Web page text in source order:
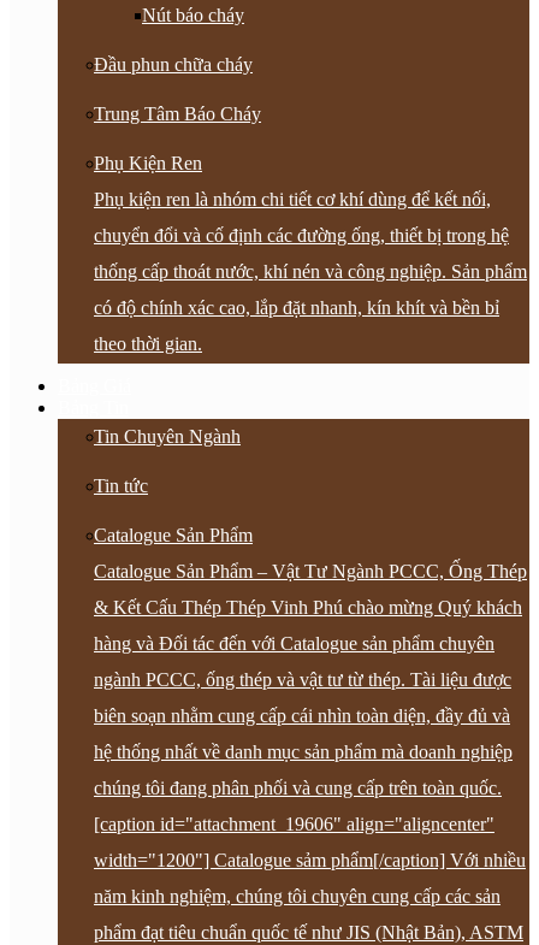
Nút báo cháy
Đầu phun chữa cháy
Trung Tâm Báo Cháy
Phụ Kiện Ren
Phụ kiện ren là nhóm chi tiết cơ khí dùng để kết nối,
chuyển đổi và cố định các đường ống, thiết bị trong hệ
thống cấp thoát nước, khí nén và công nghiệp. Sản phẩm
có độ chính xác cao, lắp đặt nhanh, kín khít và bền bỉ
theo thời gian.
Tin Chuyên Ngành
Tin tức
Catalogue Sản Phẩm
Catalogue Sản Phẩm – Vật Tư Ngành PCCC, Ống Thép
& Kết Cấu Thép Thép Vinh Phú chào mừng Quý khách
hàng và Đối tác đến với Catalogue sản phẩm chuyên
ngành PCCC, ống thép và vật tư từ thép. Tài liệu được
biên soạn nhằm cung cấp cái nhìn toàn diện, đầy đủ và
hệ thống nhất về danh mục sản phẩm mà doanh nghiệp
chúng tôi đang phân phối và cung cấp trên toàn quốc.
[caption id="attachment_19606" align="aligncenter"
width="1200"] Catalogue sảm phẩm[/caption] Với nhiều
năm kinh nghiệm, chúng tôi chuyên cung cấp các sản
phẩm đạt tiêu chuẩn quốc tế như JIS (Nhật Bản), ASTM